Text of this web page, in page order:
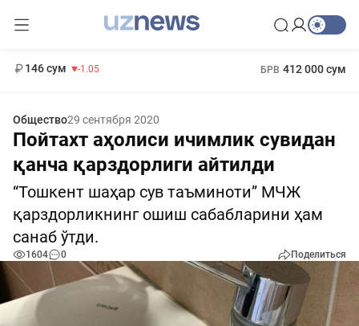
146 сум -1.05 БРВ 412 000 сум
Общество29 сентября 2020
Пойтахт аҳолиси ичимлик сувидан
қанча қарздорлиги айтилди
“Тошкент шаҳар сув таъминоти” МЧЖ
қарздорликнинг ошиш сабабларини ҳам
санаб ўтди.
1604 0 Поделиться